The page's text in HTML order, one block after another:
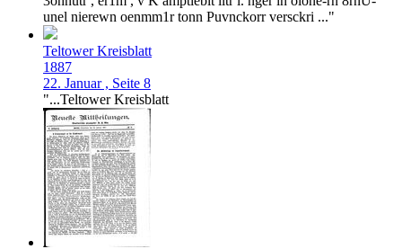
unel nierewn oenmm1r tonn Puvnckorr versckri ..."
Teltower Kreisblatt
1887
22. Januar , Seite 8
"...Teltower Kreisblatt